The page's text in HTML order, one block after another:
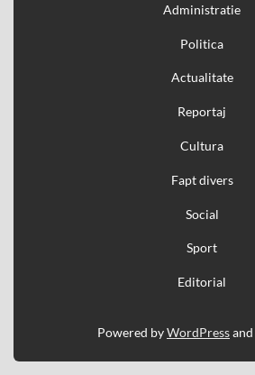
Administratie
Politica
Actualitate
Reportaj
Cultura
Fapt divers
Social
Sport
Editorial
Powered byWordPressand